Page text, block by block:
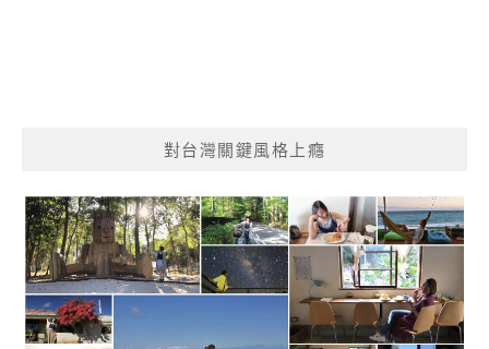
對台灣關鍵風格上癮